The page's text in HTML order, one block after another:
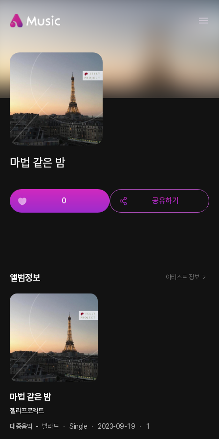
마법 같은 밤
0 공유하기
앨범정보 아티스트 정보
마법 같은 밤
젤리프로젝트
대중음악- 발라드 Single 2023-09-19 1